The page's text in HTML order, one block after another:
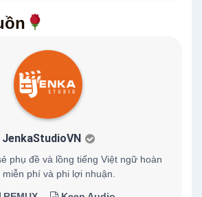
JenkaStudioVN
phụ đề và lồng tiếng Việt ngữ hoàn
miễn phí và phi lợi nhuận.